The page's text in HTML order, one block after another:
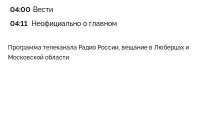
04:00 Вести
04:11
Неофициально о главном
Программа телеканала Радио России, вещание в Люберцах и
Московской области